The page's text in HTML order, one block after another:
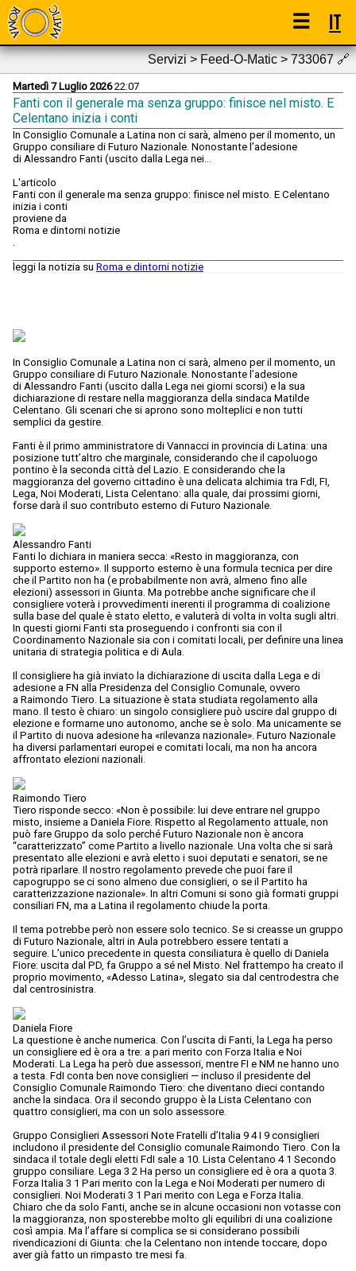
☰ IT
Servizi > Feed-O-Matic > 733067🔗
Martedì 7 Luglio 202622:07
Fanti con il generale ma senza gruppo: finisce nel misto. E
Celentano inizia i conti
In Consiglio Comunale a Latina non ci sarà, almeno per il momento, un
Gruppo consiliare di Futuro Nazionale. Nonostante l’adesione
di Alessandro Fanti (uscito dalla Lega nei...
L'articolo
Fanti con il generale ma senza gruppo: finisce nel misto. E Celentano
inizia i conti
proviene da
Roma e dintorni notizie
.
leggi la notizia su Roma e dintorni notizie
In Consiglio Comunale a Latina non ci sarà, almeno per il momento, un
Gruppo consiliare di Futuro Nazionale. Nonostante l’adesione
di Alessandro Fanti (uscito dalla Lega nei giorni scorsi) e la sua
dichiarazione di restare nella maggioranza della sindaca Matilde
Celentano. Gli scenari che si aprono sono molteplici e non tutti
semplici da gestire.
Fanti è il primo amministratore di Vannacci in provincia di Latina: una
posizione tutt’altro che marginale, considerando che il capoluogo
pontino è la seconda città del Lazio. E considerando che la
maggioranza del governo cittadino è una delicata alchimia tra FdI, FI,
Lega, Noi Moderati, Lista Celentano: alla quale, dai prossimi giorni,
forse darà il suo contributo esterno di Futuro Nazionale.
Alessandro Fanti
Fanti lo dichiara in maniera secca: «Resto in maggioranza, con
supporto esterno». Il supporto esterno è una formula tecnica per dire
che il Partito non ha (e probabilmente non avrà, almeno fino alle
elezioni) assessori in Giunta. Ma potrebbe anche significare che il
consigliere voterà i provvedimenti inerenti il programma di coalizione
sulla base del quale è stato eletto, e valuterà di volta in volta sugli altri.
In questi giorni Fanti sta proseguendo i confronti sia con il
Coordinamento Nazionale sia con i comitati locali, per definire una linea
unitaria di strategia politica e di Aula.
Il consigliere ha già inviato la dichiarazione di uscita dalla Lega e di
adesione a FN alla Presidenza del Consiglio Comunale, ovvero
a Raimondo Tiero. La situazione è stata studiata regolamento alla
mano. Il testo è chiaro: un singolo consigliere può uscire dal gruppo di
elezione e formarne uno autonomo, anche se è solo. Ma unicamente se
il Partito di nuova adesione ha «rilevanza nazionale». Futuro Nazionale
ha diversi parlamentari europei e comitati locali, ma non ha ancora
affrontato elezioni nazionali.
Raimondo Tiero
Tiero risponde secco: «Non è possibile: lui deve entrare nel gruppo
misto, insieme a Daniela Fiore. Rispetto al Regolamento attuale, non
può fare Gruppo da solo perché Futuro Nazionale non è ancora
“caratterizzato” come Partito a livello nazionale. Una volta che si sarà
presentato alle elezioni e avrà eletto i suoi deputati e senatori, se ne
potrà riparlare. Il nostro regolamento prevede che puoi fare il
capogruppo se ci sono almeno due consiglieri, o se il Partito ha
caratterizzazione nazionale». In altri Comuni si sono già formati gruppi
consiliari FN, ma a Latina il regolamento chiude la porta.
Il tema potrebbe però non essere solo tecnico. Se si creasse un gruppo
di Futuro Nazionale, altri in Aula potrebbero essere tentati a
seguire. L’unico precedente in questa consiliatura è quello di Daniela
Fiore: uscita dal PD, fa Gruppo a sé nel Misto. Nel frattempo ha creato il
proprio movimento, «Adesso Latina», slegato sia dal centrodestra che
dal centrosinistra.
Daniela Fiore
La questione è anche numerica. Con l’uscita di Fanti, la Lega ha perso
un consigliere ed è ora a tre: a pari merito con Forza Italia e Noi
Moderati. La Lega ha però due assessori, mentre FI e NM ne hanno uno
a testa. FdI conta ben nove consiglieri — incluso il presidente del
Consiglio Comunale Raimondo Tiero: che diventano dieci contando
anche la sindaca. Ora il secondo gruppo è la Lista Celentano con
quattro consiglieri, ma con un solo assessore.
Gruppo Consiglieri Assessori Note Fratelli d’Italia 9 4 I 9 consiglieri
includono il presidente del Consiglio comunale Raimondo Tiero. Con la
sindaca il totale degli eletti FdI sale a 10. Lista Celentano 4 1 Secondo
gruppo consiliare. Lega 3 2 Ha perso un consigliere ed è ora a quota 3.
Forza Italia 3 1 Pari merito con la Lega e Noi Moderati per numero di
consiglieri. Noi Moderati 3 1 Pari merito con Lega e Forza Italia.
Chiaro che da solo Fanti, anche se in alcune occasioni non votasse con
la maggioranza, non sposterebbe molto gli equilibri di una coalizione
così ampia. Ma l’affare si complica se si considerano possibili
rivendicazioni di Giunta: che la Celentano non intende toccare, dopo
aver già fatto un rimpasto tre mesi fa.